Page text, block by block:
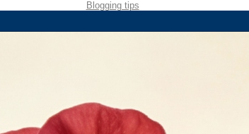
Blogging tips